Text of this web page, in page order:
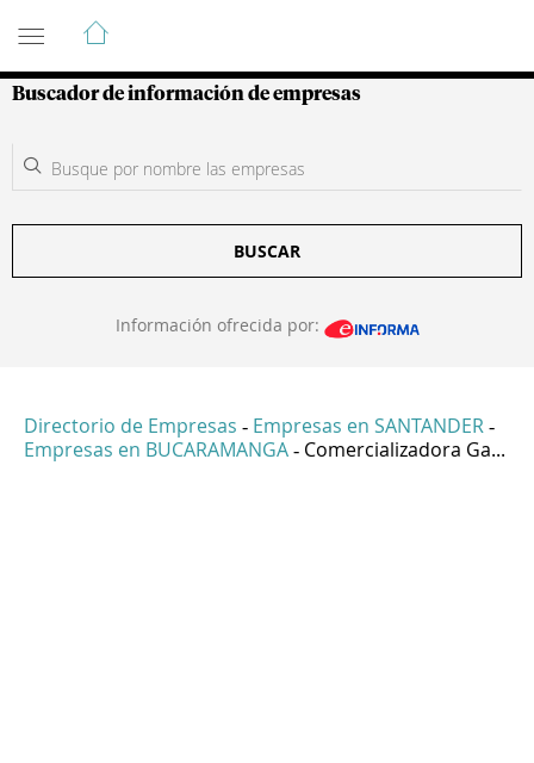
Guía de Empresas Colombianas
Buscador de información de empresas
BUSCAR
Información ofrecida por:
Directorio de Empresas - Empresas en SANTANDER -
Empresas en BUCARAMANGA - Comercializadora Ga...